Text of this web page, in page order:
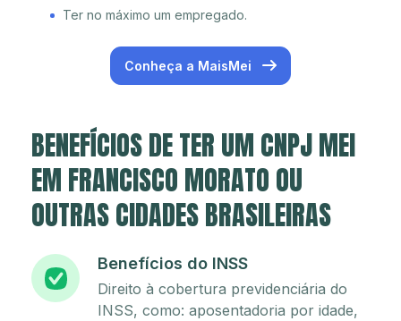
Ter no máximo um empregado.
Conheça a MaisMei
BENEFÍCIOS DE TER UM CNPJ MEI
EM FRANCISCO MORATO OU
OUTRAS CIDADES BRASILEIRAS
Benefícios do INSS
Direito à cobertura previdenciária do
INSS, como: aposentadoria por idade,